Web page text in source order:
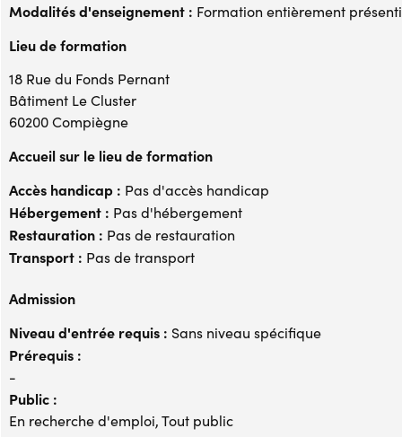
Modalités d'enseignement : Formation entièrement
Lieu de formation
18 Rue du Fonds Pernant
Bâtiment Le Cluster
60200 Compiègne
Accueil sur le lieu de formation
Accès handicap : Pas d'accès handicap
Hébergement : Pas d'hébergement
Restauration : Pas de restauration
Transport : Pas de transport
Admission
Niveau d'entrée requis : Sans niveau spécifique
Prérequis :
-
Public :
En recherche d'emploi, Tout public